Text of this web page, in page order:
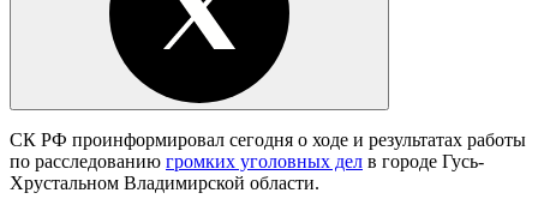
СК РФ проинформировал сегодня о ходе и результатах работы
по расследованию громких уголовных дел в городе Гусь-
Хрустальном Владимирской области.